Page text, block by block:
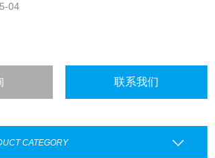
04
联系我们
CATEGORY